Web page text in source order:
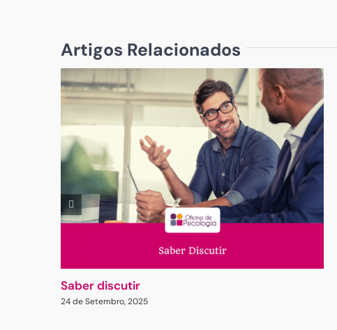
Artigos Relacionados
Saber discutir
24 de Setembro, 2025